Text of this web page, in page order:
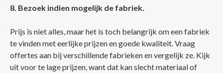
8. Bezoek indien mogelijk de fabriek.
Prijs is niet alles, maar het is toch belangrijk om een fabriek
te vinden met eerlijke prijzen en goede kwaliteit. Vraag
offertes aan bij verschillende fabrieken en vergelijk ze. Kijk
uit voor te lage prijzen, want dat kan slecht materiaal of